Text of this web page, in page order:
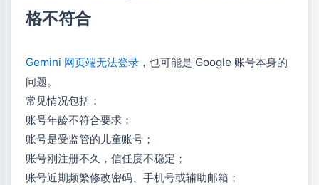
格不符合
Gemini 网页端无法登录 ，也可能是 Google 账号本身的
问题。
常见情况包括：
账号年龄不符合要求；
账号是受监管的儿童账号；
账号刚注册不久，信任度不稳定；
账号近期频繁修改密码、手机号或辅助邮箱；